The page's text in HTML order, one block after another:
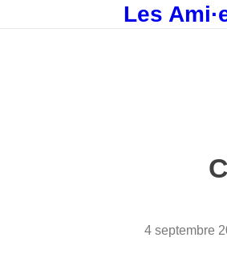
Les
4 septembre